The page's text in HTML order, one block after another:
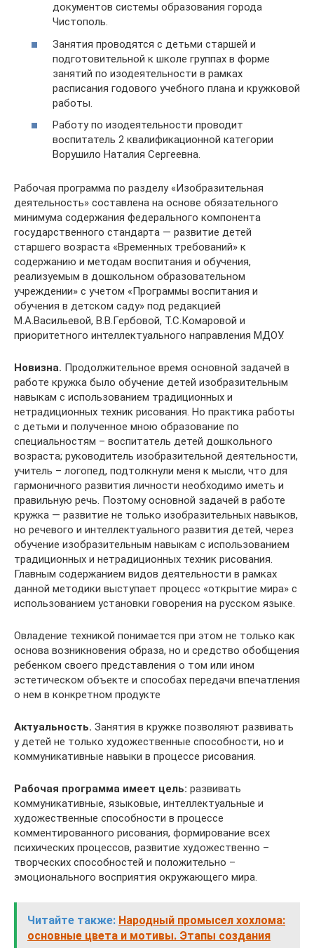
документов системы образования города
Чистополь.
Занятия проводятся с детьми старшей и
подготовительной к школе группах в форме
занятий по изодеятельности в рамках
расписания годового учебного плана и кружковой
работы.
Работу по изодеятельности проводит
воспитатель 2 квалификационной категории
Ворушило Наталия Сергеевна.
Рабочая программа по разделу «Изобразительная
деятельность» составлена на основе обязательного
минимума содержания федерального компонента
государственного стандарта — развитие детей
старшего возраста «Временных требований» к
содержанию и методам воспитания и обучения,
реализуемым в дошкольном образовательном
учреждении» с учетом «Программы воспитания и
обучения в детском саду» под редакцией
М.А.Васильевой, В.В.Гербовой, Т.С.Комаровой и
приоритетного интеллектуального направления МДОУ.
Новизна. Продолжительное время основной задачей в
работе кружка было обучение детей изобразительным
навыкам с использованием традиционных и
нетрадиционных техник рисования. Но практика работы
с детьми и полученное мною образование по
специальностям – воспитатель детей дошкольного
возраста; руководитель изобразительной деятельности,
учитель – логопед, подтолкнули меня к мысли, что для
гармоничного развития личности необходимо иметь и
правильную речь. Поэтому основной задачей в работе
кружка — развитие не только изобразительных навыков,
но речевого и интеллектуального развития детей, через
обучение изобразительным навыкам с использованием
традиционных и нетрадиционных техник рисования.
Главным содержанием видов деятельности в рамках
данной методики выступает процесс «открытие мира» с
использованием установки говорения на русском языке.
Овладение техникой понимается при этом не только как
основа возникновения образа, но и средство обобщения
ребенком своего представления о том или ином
эстетическом объекте и способах передачи впечатления
о нем в конкретном продукте
Актуальность. Занятия в кружке позволяют развивать
у детей не только художественные способности, но и
коммуникативные навыки в процессе рисования.
Рабочая программа имеет цель: развивать
коммуникативные, языковые, интеллектуальные и
художественные способности в процессе
комментированного рисования, формирование всех
психических процессов, развитие художественно –
творческих способностей и положительно –
эмоционального восприятия окружающего мира.
Читайте также: Народный промысел хохлома:
основные цвета и мотивы. Этапы создания